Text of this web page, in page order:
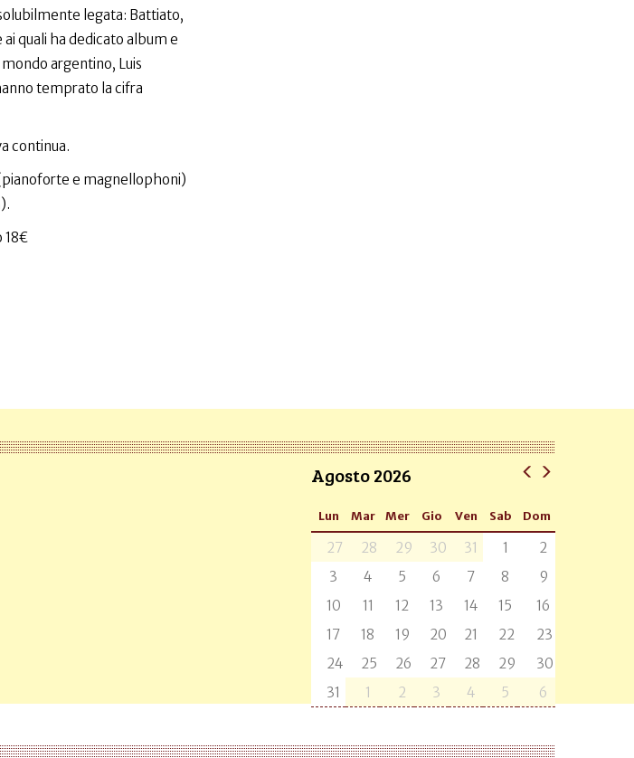
legata: Battiato,
quali ha dedicato album e
argentino, Luis
temprato la cifra
continua.
e magnellophoni)
18€
Agosto 2026
Lun Mar Mer Gio Ven Sab Dom
27 28 29 30 31 1
2
3
4 5 6 7 8
9
10
11 12 13 14 15
16
17
18 19 20 21 22
23
24
25 26 27 28 29
30
31
1 2 3 4 5 6